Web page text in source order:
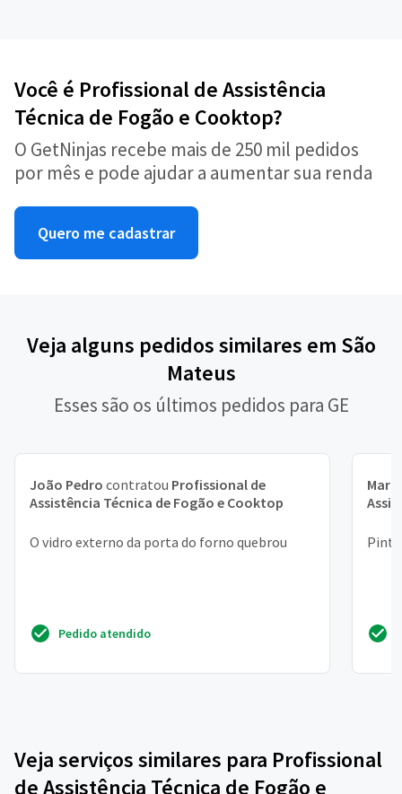
Você é Profissional de Assistência
Técnica de Fogão e Cooktop?
O GetNinjas recebe mais de 250 mil pedidos
por mês e pode ajudar a aumentar sua renda
Quero me cadastrar
Veja alguns pedidos similares em São
Mateus
Esses são os últimos pedidos para GE
João Pedro contratou Profissional de
Assistência Técnica de Fogão e Cooktop
O vidro externo da porta do forno quebrou
Pedido atendido
Veja serviços similares para Profissional
de Assistência Técnica de Fogão e